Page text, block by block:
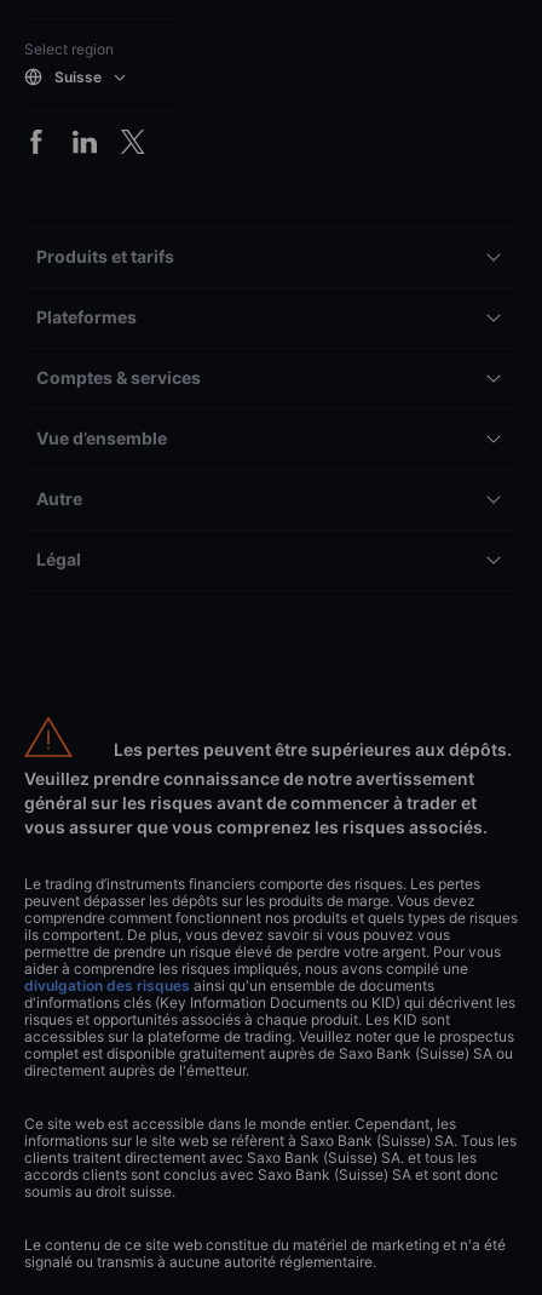
Select region
Suisse
Produits et tarifs
Plateformes
Comptes & services
Vue d’ensemble
Autre
Légal
Les pertes peuvent être supérieures aux dépôts.
Veuillez prendre connaissance de notre avertissement
général sur les risques avant de commencer à trader et
vous assurer que vous comprenez les risques associés.
Le trading d’instruments financiers comporte des risques. Les pertes
peuvent dépasser les dépôts sur les produits de marge. Vous devez
comprendre comment fonctionnent nos produits et quels types de risques
ils comportent. De plus, vous devez savoir si vous pouvez vous
permettre de prendre un risque élevé de perdre votre argent. Pour vous
aider à comprendre les risques impliqués, nous avons compilé une
divulgation des risques ainsi qu'un ensemble de documents
d'informations clés (Key Information Documents ou KID) qui décrivent les
risques et opportunités associés à chaque produit. Les KID sont
accessibles sur la plateforme de trading. Veuillez noter que le prospectus
complet est disponible gratuitement auprès de Saxo Bank (Suisse) SA ou
directement auprès de l'émetteur.
Ce site web est accessible dans le monde entier. Cependant, les
informations sur le site web se réfèrent à Saxo Bank (Suisse) SA. Tous les
clients traitent directement avec Saxo Bank (Suisse) SA. et tous les
accords clients sont conclus avec Saxo Bank (Suisse) SA et sont donc
soumis au droit suisse.
Le contenu de ce site web constitue du matériel de marketing et n'a été
signalé ou transmis à aucune autorité réglementaire.